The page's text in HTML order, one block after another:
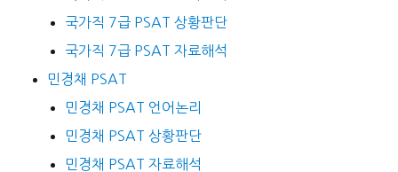
국가직 7급 PSAT 상황판단
국가직 7급 PSAT 자료해석
민경채 PSAT
민경채 PSAT 언어논리
민경채 PSAT 상황판단
민경채 PSAT 자료해석